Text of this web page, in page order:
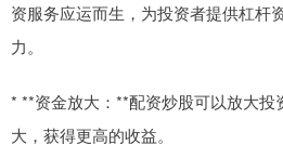
资服务应运而生，为投资者提供杠杆
力。
* **资金放大：**配资炒股可以放大
大，获得更高的收益。